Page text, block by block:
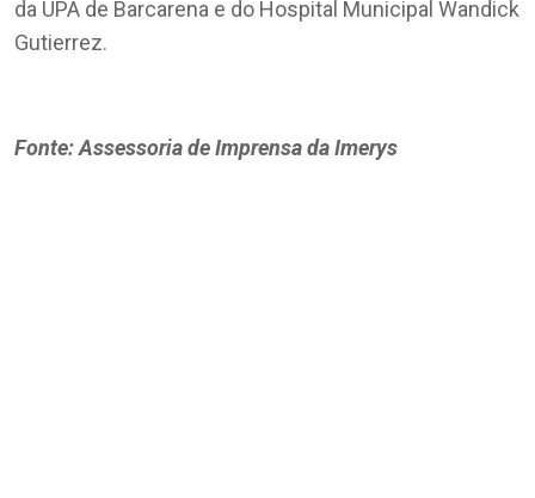
da UPA de Barcarena e do Hospital Municipal Wandick
Gutierrez.
Fonte: Assessoria de Imprensa da Imerys